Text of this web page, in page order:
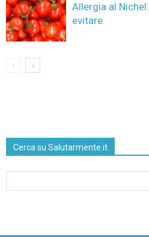
Allergia al
evitare
Cerca su Salutarmente.it